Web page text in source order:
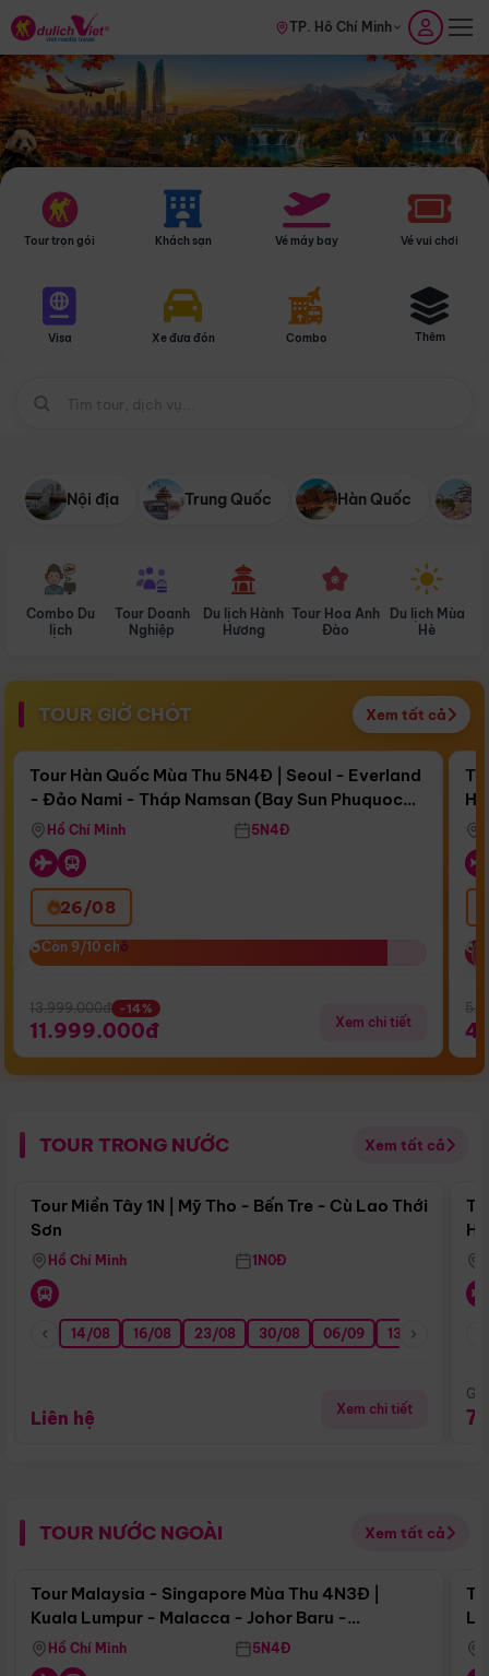
TP. Hồ Chí Minh
Tour trọn gói Khách sạn Vé máy bay Vé vui chơi
Visa Xe đưa đón Combo Thêm
Nội địa Trung Quốc Hàn Quốc
Combo Du
lịch
Tour Doanh
Nghiệp
Du lịch Hành
Hương
Tour Hoa Anh
Đào
Du lịch Mùa
Hè
TOUR GIỜ CHÓT Xem tất cả
Còn16 ngày 21:15:42
Bay Sun Phuquoc Airways
Điểm nổi bật
Tour Hàn Quốc Mùa Thu 5N4Đ | Seoul - Everland
- Đảo Nami - Tháp Namsan (Bay Sun Phuquoc
Airways)
Hồ Chí Minh 5N4Đ
26/08
Còn 9/10 chỗ
Còn 9/10 chỗ
13.999.000đ -14%
11.999.000đ Xem chi tiết
TOUR TRONG NƯỚC Xem tất cả
Điểm nổi bật
Tour Miền Tây 1N | Mỹ Tho - Bến Tre - Cù Lao Thới
Sơn
Hồ Chí Minh 1N0Đ
14/08 16/08 23/08 30/08 06/09 13/09
Liên hệ Xem chi tiết
TOUR NƯỚC NGOÀI Xem tất cả
Điểm nổi bật
Tour Malaysia - Singapore Mùa Thu 4N3Đ |
Kuala Lumpur - Malacca - Johor Baru -
Singapore
Hồ Chí Minh 5N4Đ